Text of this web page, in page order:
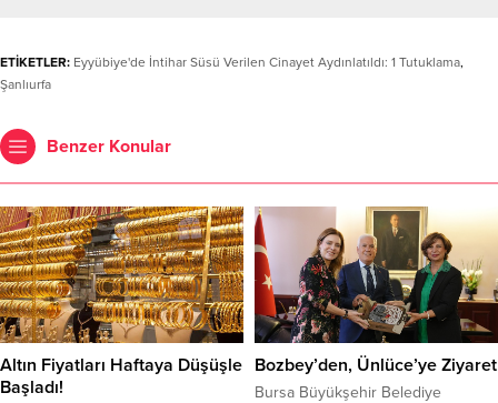
ETİKETLER: Eyyübiye'de İntihar Süsü Verilen Cinayet Aydınlatıldı: 1 Tutuklama,
Şanlıurfa
Benzer Konular
Altın Fiyatları Haftaya Düşüşle
Başladı!
Bozbey’den, Ünlüce’ye Ziyaret
Bursa Büyükşehir Belediye